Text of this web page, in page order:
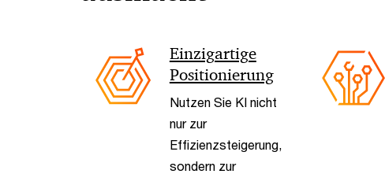
Einzigartige
Positionierung
Nutzen Sie KI nicht
nur zur
Effizienzsteigerung,
sondern zur